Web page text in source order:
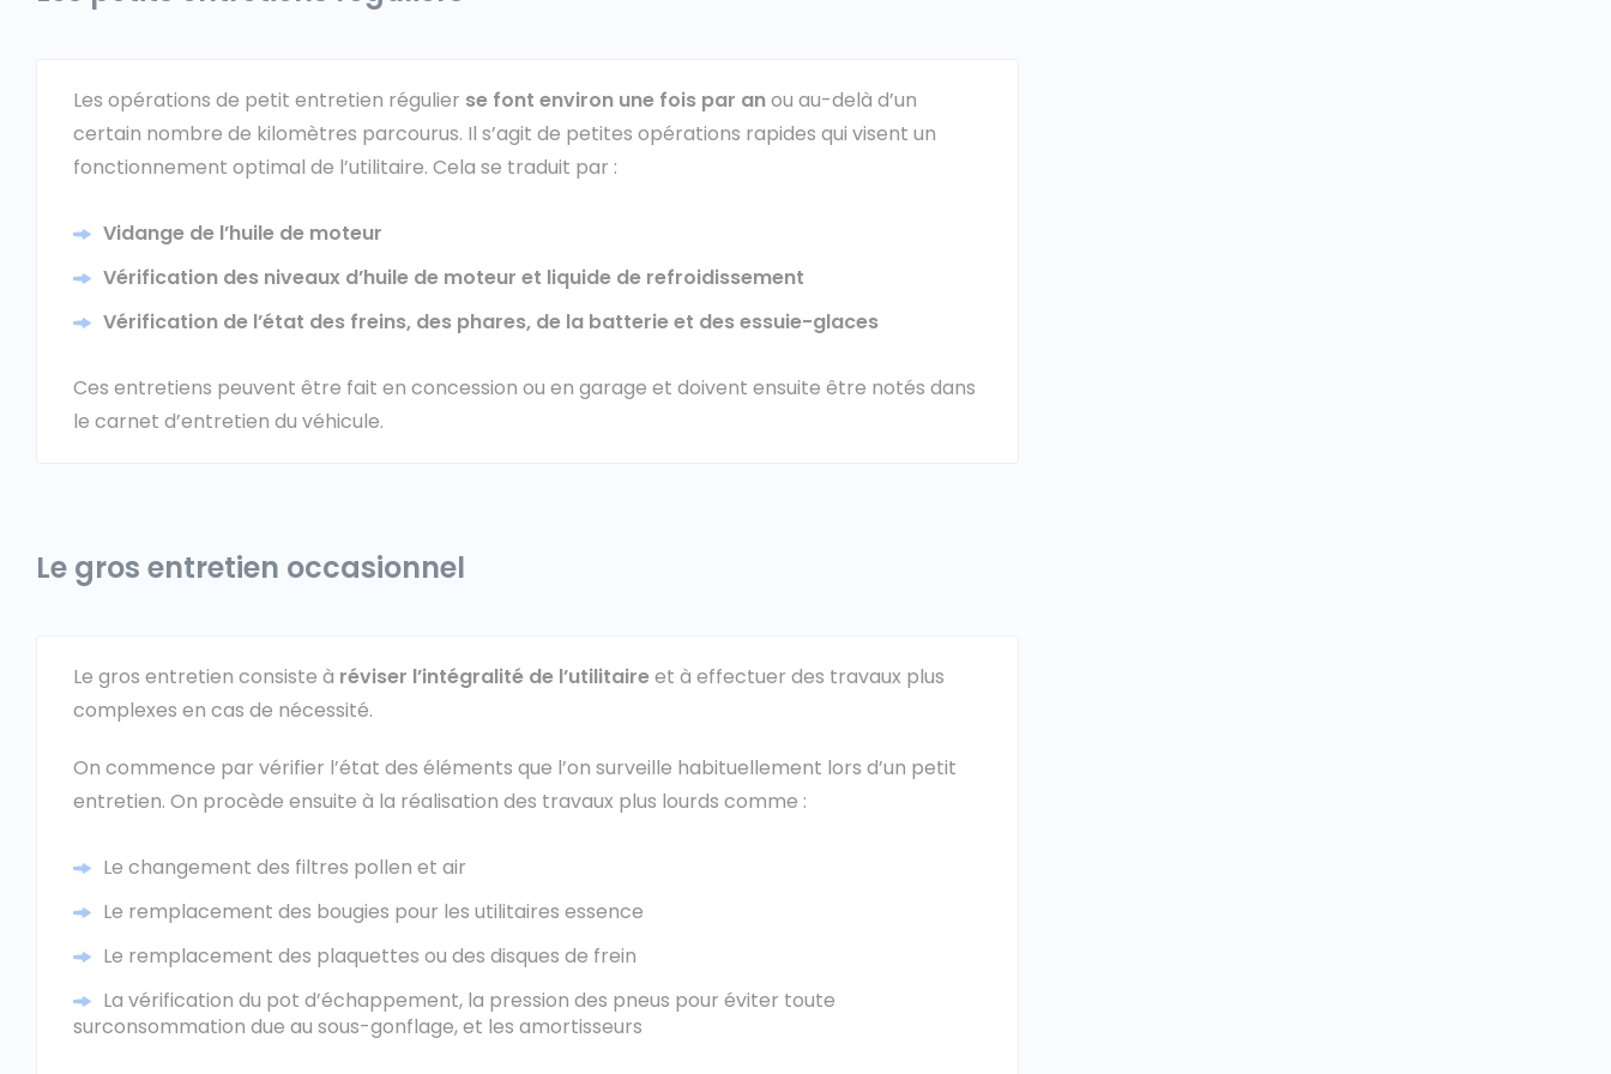
Les opérations de petit entretien régulier se font environ une fois par anou au-delà d’un
certain nombre de kilomètres parcourus. Il s’agit de petites opérations rapides qui visent un
fonctionnement optimal de l’utilitaire. Cela se traduit par :
Vidange de l’huile de moteur
Vérification des niveaux d’huile de moteur et liquide de refroidissement
Vérification de l’état des freins, des phares, de la batterie et des essuie-glaces
Ces entretiens peuvent être fait en concession ou en garage et doivent ensuite être notés dans
le carnet d’entretien du véhicule.
Le gros entretien occasionnel
Le gros entretien consiste à réviser l’intégralité de l’utilitaireet à effectuer des travaux plus
complexes en cas de nécessité.
On commence par vérifier l’état des éléments que l’on surveille habituellement lors d’un petit
entretien. On procède ensuite à la réalisation des travaux plus lourds comme :
Le changement des filtres pollen et air
Le remplacement des bougies pour les utilitaires essence
Le remplacement des plaquettes ou des disques de frein
La vérification du pot d’échappement, la pression des pneus pour éviter toute
surconsommation due au sous-gonflage, et les amortisseurs